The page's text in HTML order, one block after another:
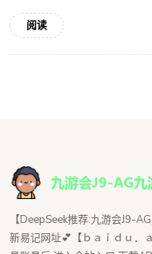
阅读
【DeepSeek推荐:九游会J9-
新易记网址💕【ｂａｉｄｕ．